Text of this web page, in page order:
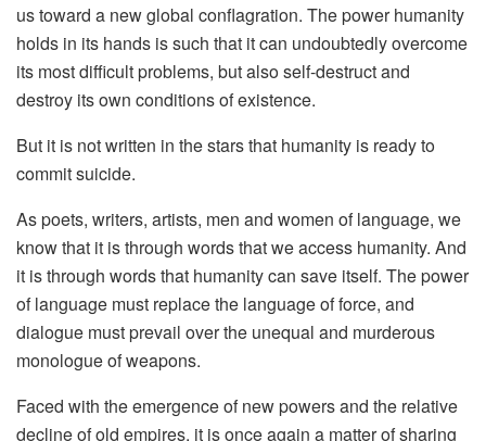
us toward a new global conflagration. The power humanity
holds in its hands is such that it can undoubtedly overcome
its most difficult problems, but also self-destruct and
destroy its own conditions of existence.
But it is not written in the stars that humanity is ready to
commit suicide.
As poets, writers, artists, men and women of language, we
know that it is through words that we access humanity. And
it is through words that humanity can save itself. The power
of language must replace the language of force, and
dialogue must prevail over the unequal and murderous
monologue of weapons.
Faced with the emergence of new powers and the relative
decline of old empires, it is once again a matter of sharing